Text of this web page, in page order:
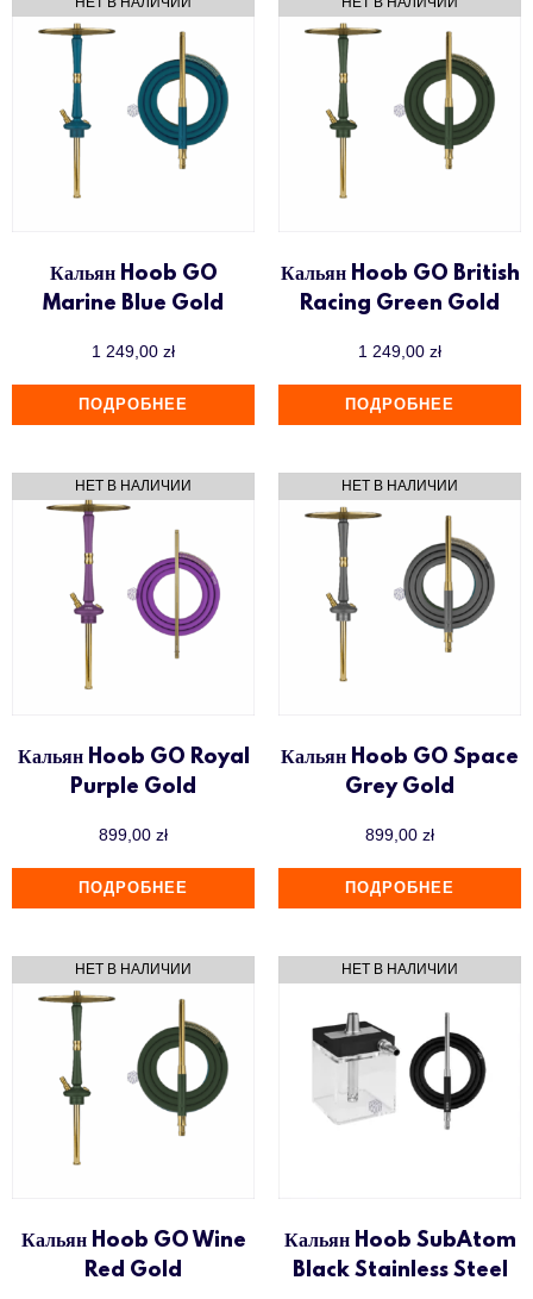
Кальян Hoob GO
Marine Blue Gold
1 249,00 zł
ПОДРОБНЕЕ
Кальян Hoob GO British
Racing Green Gold
1 249,00 zł
ПОДРОБНЕЕ
Кальян Hoob GO Royal
Purple Gold
899,00 zł
ПОДРОБНЕЕ
Кальян Hoob GO Space
Grey Gold
899,00 zł
ПОДРОБНЕЕ
Кальян Hoob GO Wine
Red Gold
Кальян Hoob SubAtom
Black Stainless Steel